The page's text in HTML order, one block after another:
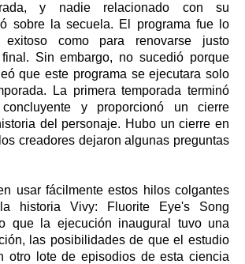
y nadie relacionado con su
sobre la secuela. El programa fue lo
exitoso como para renovarse justo
Sin embargo, no sucedió porque
que este programa se ejecutara solo
La primera temporada terminó
y proporcionó un cierre
del personaje. Hubo un cierre en
creadores dejaron algunas preguntas
usar fácilmente estos hilos colgantes
historia Vivy: Fluorite Eye's Song
que la ejecución inaugural tuvo una
las posibilidades de que el estudio
otro lote de episodios de esta ciencia